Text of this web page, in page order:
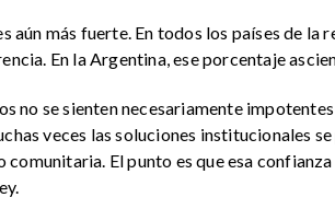
aún más fuerte. En todos los países de la
En la Argentina, ese porcentaje
no se sienten necesariamente
veces las soluciones institucionales
El punto es que esa